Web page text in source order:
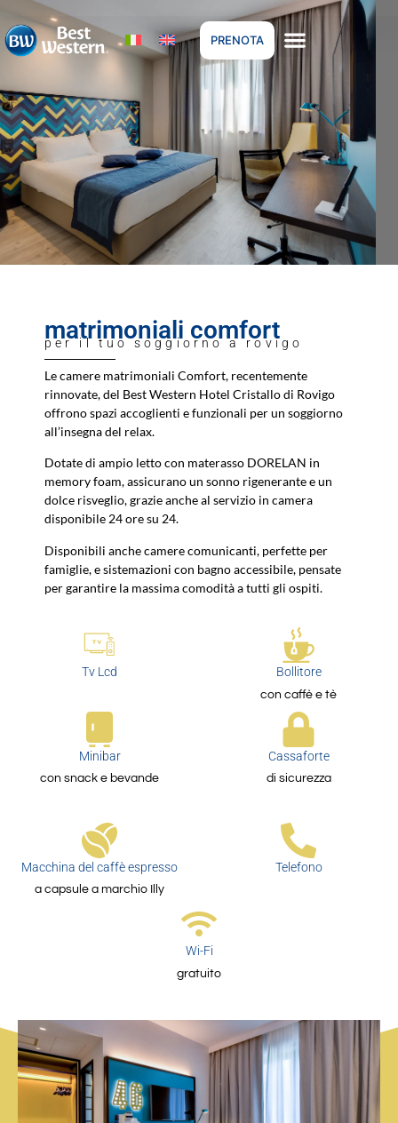
PRENOTA
matrimoniali comfort
per il tuo soggiorno a rovigo
Le camere matrimoniali Comfort, recentemente
rinnovate, del Best Western Hotel Cristallo di Rovigo
offrono spazi accoglienti e funzionali per un soggiorno
all’insegna del relax.
Dotate di ampio letto con materasso DORELAN in
memory foam, assicurano un sonno rigenerante e un
dolce risveglio, grazie anche al servizio in camera
disponibile 24 ore su 24.
Disponibili anche camere comunicanti, perfette per
famiglie, e sistemazioni con bagno accessibile, pensate
per garantire la massima comodità a tutti gli ospiti.
Tv Lcd Bollitore
con caffè e tè
Minibar
con snack e bevande
Cassaforte
di sicurezza
Macchina del caffè espresso
a capsule a marchio Illy
Telefono
Wi-Fi
gratuito